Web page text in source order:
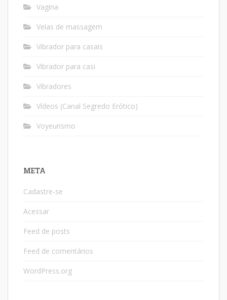
Vagina
Velas de massagem
Vibrador para casais
Vibrador para casi
Vibradores
Vídeos (Canal Segredo Erótico)
Voyeurismo
META
Cadastre-se
Acessar
Feed de posts
Feed de comentários
WordPress.org